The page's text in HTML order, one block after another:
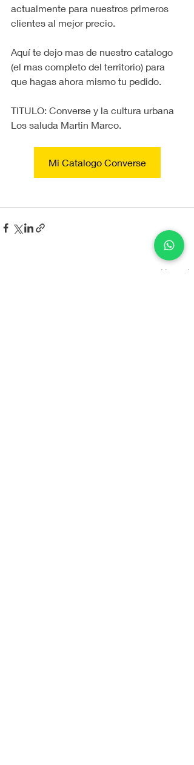
actualmente para nuestros primeros
clientes al mejor precio.
Aquí te dejo mas de nuestro catalogo
(el mas completo del territorio) para
que hagas ahora mismo tu pedido.
TITULO: Converse y la cultura urbana
Los saluda Martin Marco.
Mi Catalogo Converse
Ver todo